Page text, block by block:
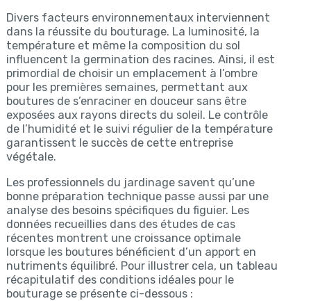
Divers facteurs environnementaux interviennent
dans la réussite du bouturage. La luminosité, la
température et même la composition du sol
influencent la germination des racines. Ainsi, il est
primordial de choisir un emplacement à l’ombre
pour les premières semaines, permettant aux
boutures de s’enraciner en douceur sans être
exposées aux rayons directs du soleil. Le contrôle
de l’humidité et le suivi régulier de la température
garantissent le succès de cette entreprise
végétale.
Les professionnels du jardinage savent qu’une
bonne préparation technique passe aussi par une
analyse des besoins spécifiques du figuier. Les
données recueillies dans des études de cas
récentes montrent une croissance optimale
lorsque les boutures bénéficient d’un apport en
nutriments équilibré. Pour illustrer cela, un tableau
récapitulatif des conditions idéales pour le
bouturage se présente ci-dessous :